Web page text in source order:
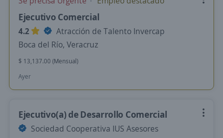
Ejecutivo Comercial
4.2
Atracción de Talento Invercap
Boca del Río, Veracruz
$ 13,137.00 (Mensual)
Ayer
Ejecutivo(a) de Desarrollo Comercial
Sociedad Cooperativa IUS Asesores